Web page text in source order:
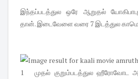
இந்தப்படத்துல ஒரே ஆறுதல்
தான். இடைவேளை வரை 7 இடத்துல
1 முதல் குறும்படத்துல ஹீரோவோட